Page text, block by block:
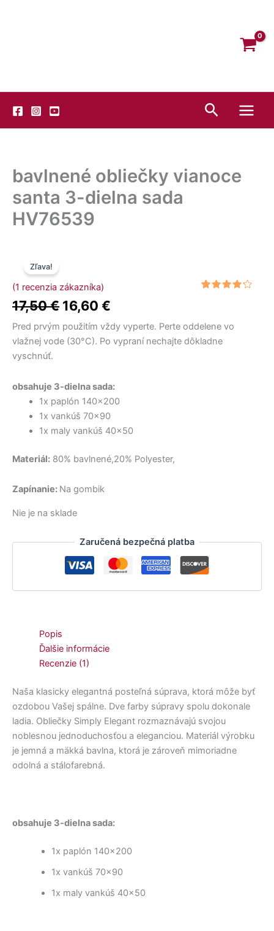
Hľadať
bavlnené obliečky vianoce
santa 3-dielna sada
HV76539
Zľava!
základe
zákazníckej
recenzie
(1 recenzia zákazníka)
17,50€
cena
bola:
17,50 €.
16,60 €
16,60 €.
Pred prvým použitím vždy vyperte. Perte oddelene vo
vlažnej vode (30°C). Po vypraní nechajte dôkladne
vyschnúť.
obsahuje 3-dielna sada:
1x paplón 140×200
1x vankúš 70×90
1x maly vankúš 40×50
Materiál: 80% bavlnené,20% Polyester,
Zapínanie: Na gombik
Nie je na sklade
Zaručená bezpečná platba
Popis
Ďalšie informácie
Recenzie (1)
Naša klasicky elegantná posteľná súprava, ktorá môže byť
ozdobou Vašej spálne. Dve farby súpravy spolu dokonale
ladia. Obliečky Simply Elegant rozmaznávajú svojou
noblesnou jednoduchosťou a eleganciou. Materiál výrobku
je jemná a mäkká bavlna, ktorá je zároveň mimoriadne
odolná a stálofarebná.
obsahuje 3-dielna sada:
1x paplón 140×200
1x vankúš 70×90
1x maly vankúš 40×50